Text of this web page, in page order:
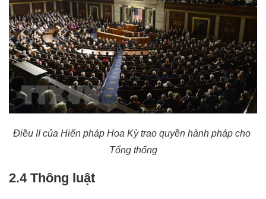
Điều II của Hiến pháp Hoa Kỳ trao quyền hành pháp cho
Tổng thống
2.4 Thông luật